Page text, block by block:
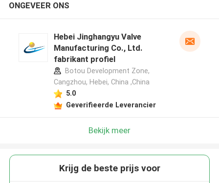
ONGEVEER ONS
Hebei Jinghangyu Valve
Manufacturing Co., Ltd.
fabrikant profiel
Botou Development Zone,
Cangzhou, Hebei, China ,China
5.0
Geverifieerde Leverancier
Bekijk meer
Krijg de beste prijs voor